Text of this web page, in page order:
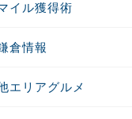
イル獲得術
倉情報
エリアグルメ